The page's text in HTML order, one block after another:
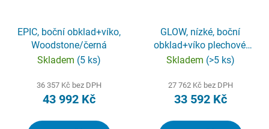
EPIC, boční obklad+víko,
Woodstone/černá
Skladem (5 ks)
36 357 Kč bez DPH
43 992 Kč
GLOW, nízké, boční
obklad+víko plechové,
podstavec, barva černá
Skladem (>5 ks)
27 762 Kč bez DPH
33 592 Kč